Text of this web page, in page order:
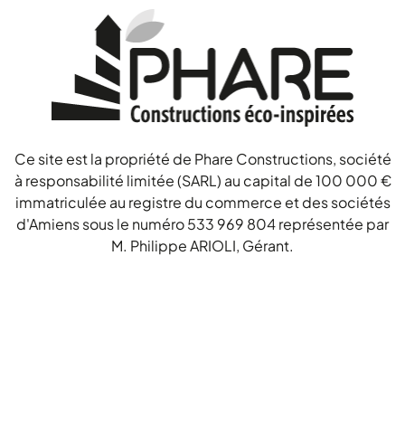
Ce site est la propriété de Phare Constructions, société
à responsabilité limitée (SARL) au capital de 100 000 €
immatriculée au registre du commerce et des sociétés
d'Amiens sous le numéro 533 969 804 représentée par
M. Philippe ARIOLI, Gérant.